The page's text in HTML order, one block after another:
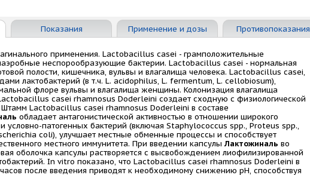
Показания Применение и дозы Противопоказания
применения. Lactobacillus casei - грамположительные
неспорообразующие бактерии. Lactobacillus casei - нормальная
полости, кишечника, вульвы и влагалища человека. Lactobacillus casei,
лактобактерий (в т.ч. L. acidophilus, L. fermentum, L. cellobiosum),
флоре вульвы и влагалища женщины. Колонизация влагалища
casei rhamnosus Doderleini создает сходную с физиологической
Lactobacillus casei rhamnosus Doderleini в составе
обладает антагонистической активностью в отношении широкого
условно-патогенных бактерий (включая Staphylococcus spp., Proteus spp.,
coli), улучшает местные обменные процессы и способствует
местного иммунитета. При введении капсулыЛактожиналь во
оболочка капсулы растворяется с высвобождением лиофилизированной
In vitro показано, что Lactobacillus casei rhamnosus Doderleini в
после введения приводят к необходимому снижению рН, способствуя